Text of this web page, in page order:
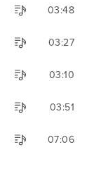
03:48
03:27
03:10
03:51
07:06